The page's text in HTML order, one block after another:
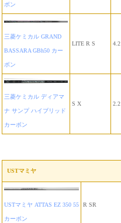
ボン
三菱ケミカル GRAND
BASSARA GBh50 カー
ボン
LITE R S 4.2
三菱ケミカル ディアマ
ナ サンプ ハイブリッド
カーボン
S X 2.2
USTマミヤ
USTマミヤ ATTAS EZ 350 55
カーボン
R SR